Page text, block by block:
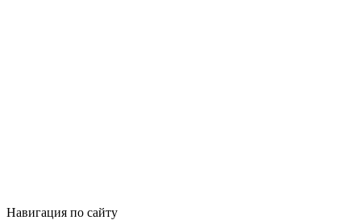
Навигация по сайту